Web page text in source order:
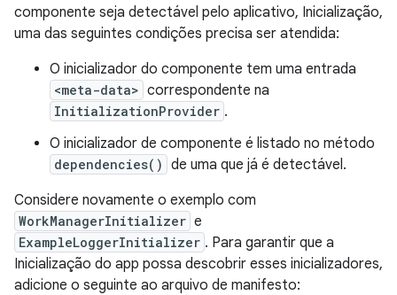
componente seja detectável pelo aplicativo, Inicialização,
uma das seguintes condições precisa ser atendida:
O inicializador do componente tem uma entrada
<meta-data> correspondente na
InitializationProvider .
O inicializador de componente é listado no método
dependencies() de uma que já é detectável.
Considere novamente o exemplo com
WorkManagerInitializer e
ExampleLoggerInitializer . Para garantir que a
Inicialização do app possa descobrir esses inicializadores,
adicione o seguinte ao arquivo de manifesto: